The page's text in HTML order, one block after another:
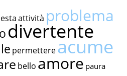
attività problema
divertente
permettereacume
bello amore paura